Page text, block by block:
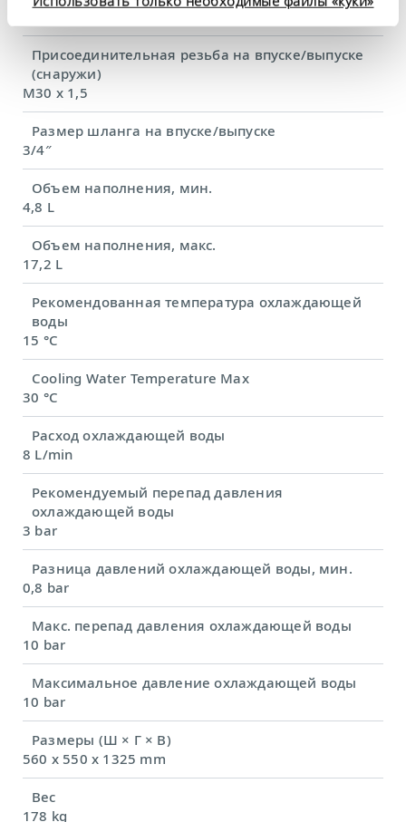
Присоединительная резьба на впуске/выпуске
(снаружи)
M30 x 1,5
Размер шланга на впуске/выпуске
3/4″
Объем наполнения, мин.
4,8 L
Объем наполнения, макс.
17,2 L
Рекомендованная температура охлаждающей
воды
15 °C
Cooling Water Temperature Max
30 °C
Расход охлаждающей воды
8 L/min
Рекомендуемый перепад давления
охлаждающей воды
3 bar
Разница давлений охлаждающей воды, мин.
0,8 bar
Макс. перепад давления охлаждающей воды
10 bar
Максимальное давление охлаждающей воды
10 bar
Размеры (Ш × Г × В)
560 x 550 x 1325 mm
Вес
178 kg